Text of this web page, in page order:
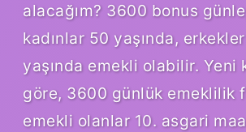
alacağım? 3600 bonus günle,
kadınlar 50 yaşında,
yaşında emekli olabilir. Yeni
göre, 3600 günlük emeklilik
emekli olanlar 10. asgari